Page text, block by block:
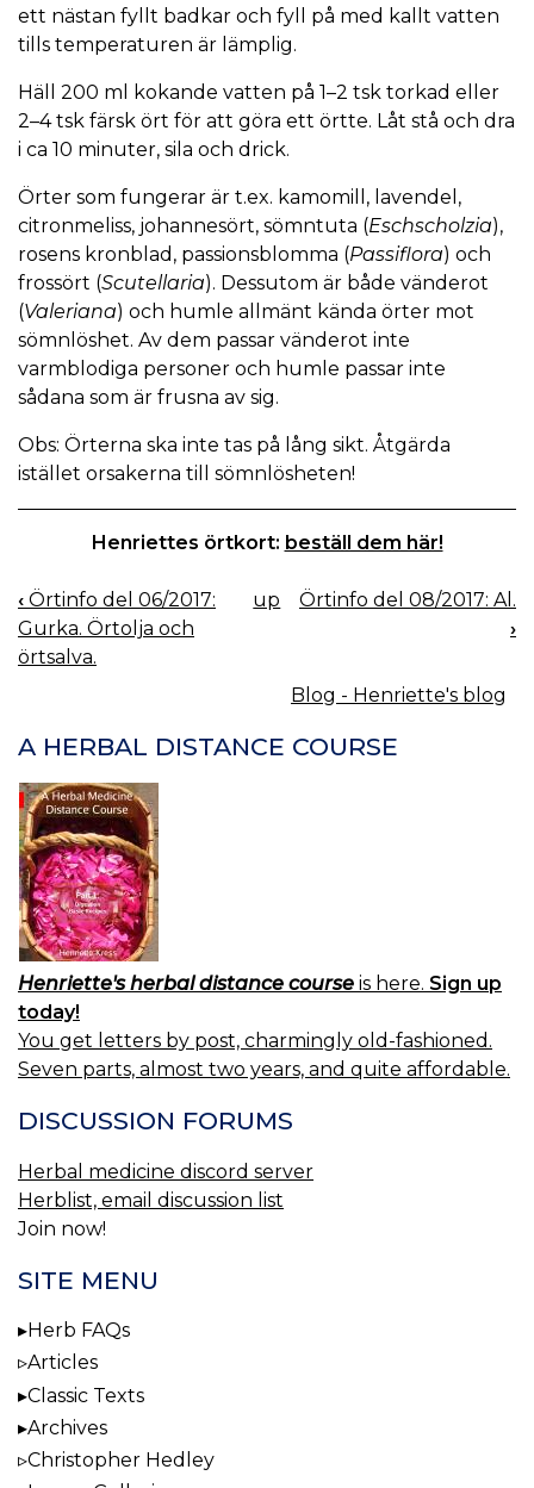
ett nästan fyllt badkar och fyll på med kallt vatten
tills temperaturen är lämplig.
Häll 200 ml kokande vatten på 1–2 tsk torkad eller
2–4 tsk färsk ört för att göra ett örtte. Låt stå och dra
i ca 10 minuter, sila och drick.
Örter som fungerar är t.ex. kamomill, lavendel,
citronmeliss, johannesört, sömntuta (Eschscholzia),
rosens kronblad, passionsblomma (Passiflora) och
frossört (Scutellaria). Dessutom är både vänderot
(Valeriana) och humle allmänt kända örter mot
sömnlöshet. Av dem passar vänderot inte
varmblodiga personer och humle passar inte
sådana som är frusna av sig.
Obs: Örterna ska inte tas på lång sikt. Åtgärda
istället orsakerna till sömnlösheten!
Henriettes örtkort: beställ dem här!
BOOK
NAVIGATION
‹ Örtinfo del 06/2017:
Gurka. Örtolja och
örtsalva.
up
Örtinfo del 08/2017: Al.
›
Blog - Henriette's blog
A HERBAL DISTANCE COURSE
Henriette's herbal distance course is here. Sign up
today!
You get letters by post, charmingly old-fashioned.
Seven parts, almost two years, and quite affordable.
DISCUSSION FORUMS
Herbal medicine discord server
Herblist, email discussion list
Join now!
SITE MENU
Herb FAQs
Articles
Classic Texts
Archives
Christopher Hedley